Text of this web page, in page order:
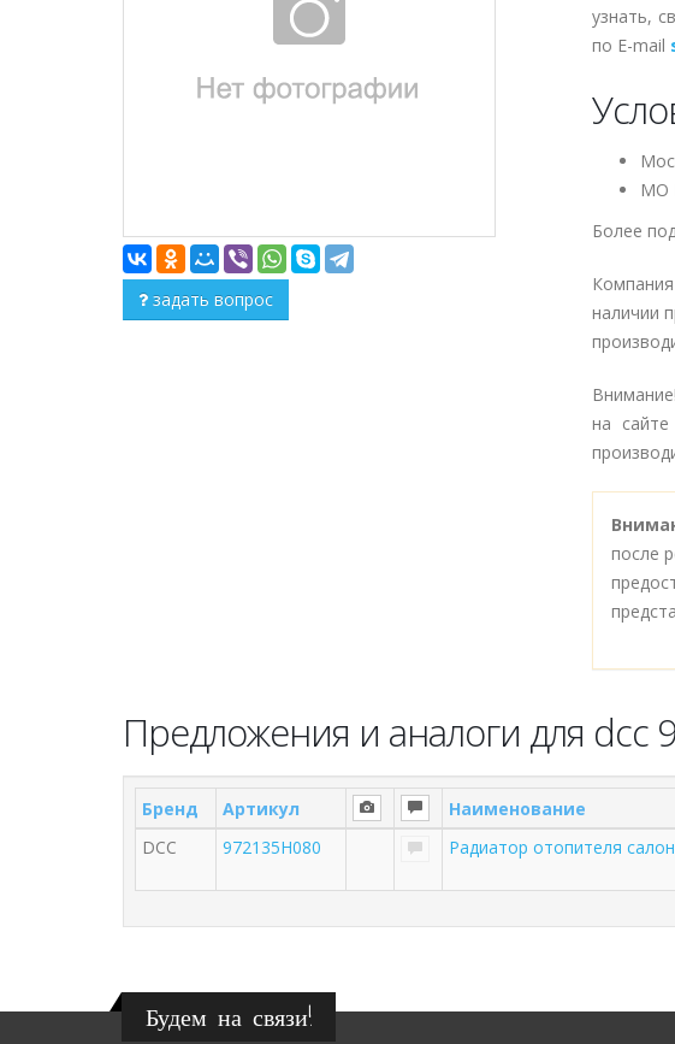
задать вопрос
узнать,
по E-mail
МО
Более
наличии
на
после
Предложения и аналоги для dcc
Бренд Артикул Наименование
DCC
972135H080 Радиатор отопителя
Будем на связи!